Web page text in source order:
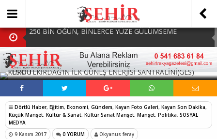
250 BİN ÖĞÜN, BİNLERCE YÜZE GÜLÜMSEME
BAŞKAN MÜGE YILDIZ TOPAK: ‘SOSYAL
BELEDİYECİLİKTE HİÇBİR HEMŞERİMİZİ YALNIZ
BIRAKMIYORUZ!’
MHP Çorlu İlçe Teşkilatında Yeni Dönem Başladı:
Mazbatalar Alındı
Dolu Vurdu, Büyükşehir Üreticiyi Yalnız Bırakmadı
SOFRALARDA BEREKETİ, GÖNÜLLERDE DAYANIŞMAYI
BÜYÜTÜYORUZ!
250 BİN ÖĞÜN, BİNLERCE YÜZE GÜLÜMSEME
SOSYAL MEDYADA PAYLAŞ
Dörtlü Haber, Eğitim, Ekonomi, Gündem, Kayan Foto Galeri, Kayan Son Dakika,
Küçük Manşet, Kültür & Sanat, Kültür Sanat Manşet, Manşet, Politika, SOSYAL
MEDYA
9 Kasım 2017
0 YORUM Okyanus feray